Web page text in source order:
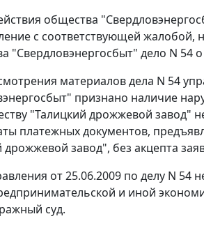
общества
с соответствующей жалобой,
"Свердловэнергосбыт" дело N 54
материалов дела N 54
признано наличие
"Талицкий дрожжевой завод"
платежных документов,
завод", без акцепта
от 25.06.2009 по делу N
и иной
суд.